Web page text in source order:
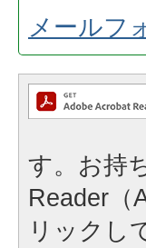
メールフ
す。お持
Reader（
リックし